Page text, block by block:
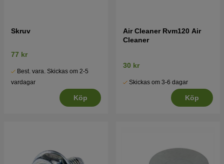
Skruv
77 kr
Best. vara. Skickas om 2-5
vardagar
Köp
Air Cleaner Rvm120 Air
Cleaner
30 kr
Skickas om 3-6 dagar
Köp